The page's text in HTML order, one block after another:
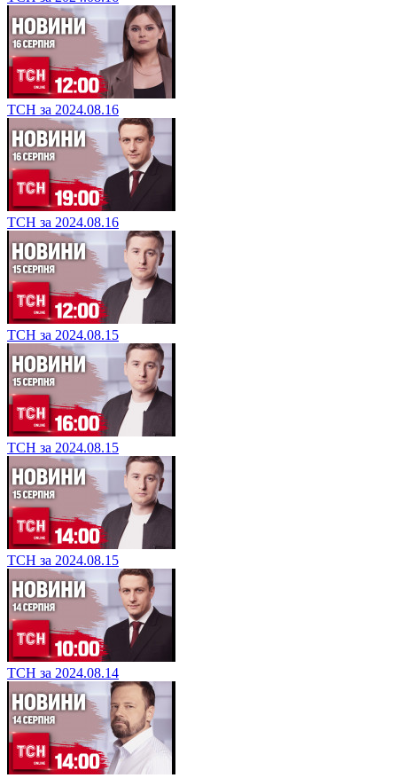
ТСН за 2024.08.16
ТСН за 2024.08.16
ТСН за 2024.08.15
ТСН за 2024.08.15
ТСН за 2024.08.15
ТСН за 2024.08.14